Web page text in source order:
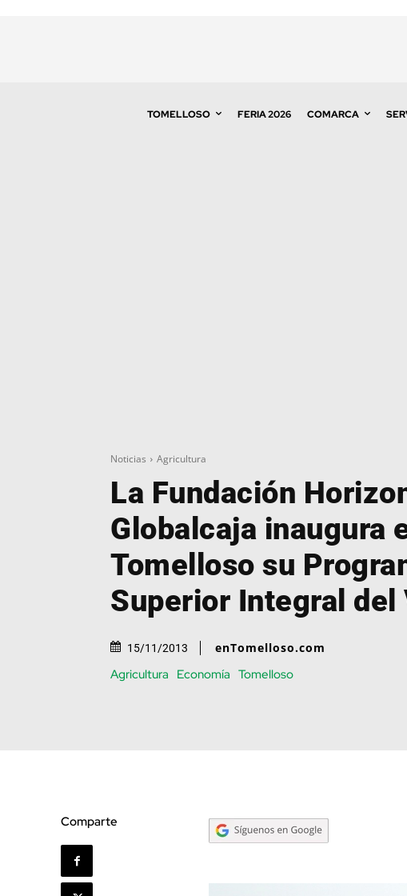
TOMELLOSO FERIA 2026 COMARCA
Noticias Agricultura
La Fundación
Globalcaja inaugura
Tomelloso su
Superior Integral del
15/11/2013 enTomelloso.com
Agricultura Economía Tomelloso
Comparte